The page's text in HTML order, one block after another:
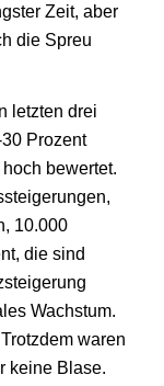
Zeit, aber
die Spreu
letzten drei
Prozent
bewertet.
10.000
die sind
Wachstum.
waren
keine Blase.